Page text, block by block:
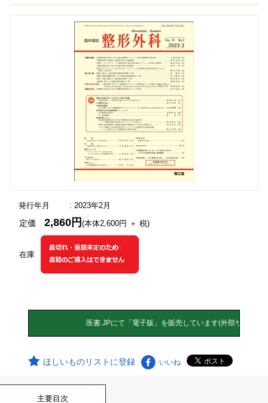
発行年月 : 2023年2月
在庫
定価2,860円(本体2,600円 ＋ 税)
ほしいものリストに登録 いいね
主要目次